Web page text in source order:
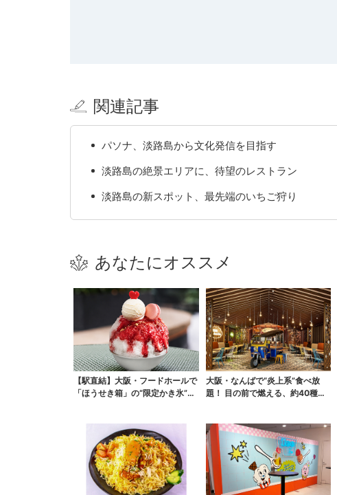
関連記事
パソナ、淡路島から文化発信を目指す
淡路島の絶景エリアに、待望のレストラン
淡路島の新スポット、最先端のいちご狩り
あなたにオススメ
【駅直結】大阪・フードホールで
「ほうせき箱」の“限定かき氷”が
大阪・なんばで“炎上系”食べ放
題！ 目の前で燃える、約40種類